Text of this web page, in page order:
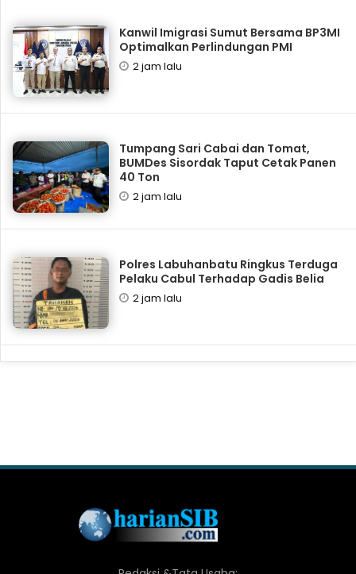
Kanwil Imigrasi Sumut Bersama BP3MI
Optimalkan Perlindungan PMI
2 jam lalu
Tumpang Sari Cabai dan Tomat,
BUMDes Sisordak Taput Cetak Panen
40 Ton
2 jam lalu
Polres Labuhanbatu Ringkus Terduga
Pelaku Cabul Terhadap Gadis Belia
2 jam lalu